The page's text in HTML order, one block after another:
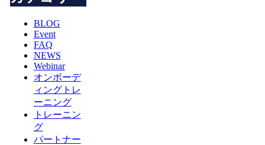
BLOG
Event
FAQ
NEWS
Webinar
オンボーデ
ィングトレ
ーニング
トレーニン
グ
パートナー